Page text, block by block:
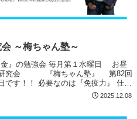
～梅ちゃん塾～
金』の勉強会 毎月第１水曜日 お昼
研究会 『梅ちゃん塾』 第82回
！！ 必要なのは『免疫力』 仕事
2025.12.08